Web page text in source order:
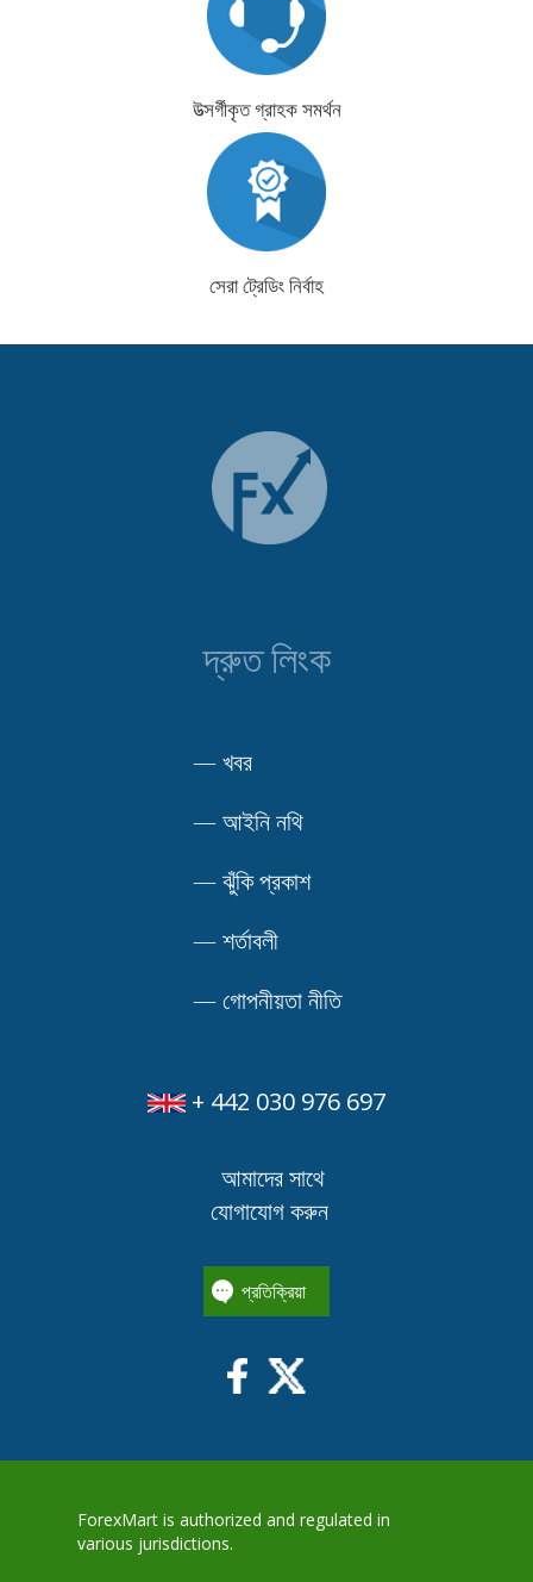
উত্সর্গীকৃত গ্রাহক সমর্থন
সেরা ট্রেডিং নির্বাহ
দ্রুত লিংক
—খবর
—আইনি নথি
—ঝুঁকি প্রকাশ
—শর্তাবলী
—গোপনীয়তা নীতি
+ 442 030 976 697
আমাদের সাথে
যোগাযোগ করুন
প্রতিক্রিয়া
ForexMart is authorized and regulated in
various jurisdictions.